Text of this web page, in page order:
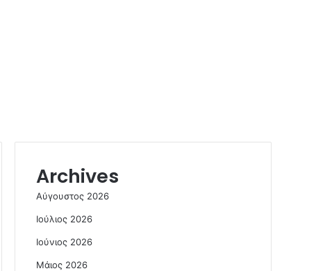
Archives
Αύγουστος 2026
Ιούλιος 2026
Ιούνιος 2026
Μάιος 2026